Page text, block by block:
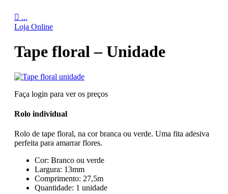
 ...
Loja Online
Tape floral – Unidade
Faça login para ver os preços
Rolo individual
Rolo de tape floral, na cor branca ou verde. Uma fita adesiva
perfeita para amarrar flores.
Cor: Branco ou verde
Largura: 13mm
Comprimento: 27,5m
Quantidade: 1 unidade